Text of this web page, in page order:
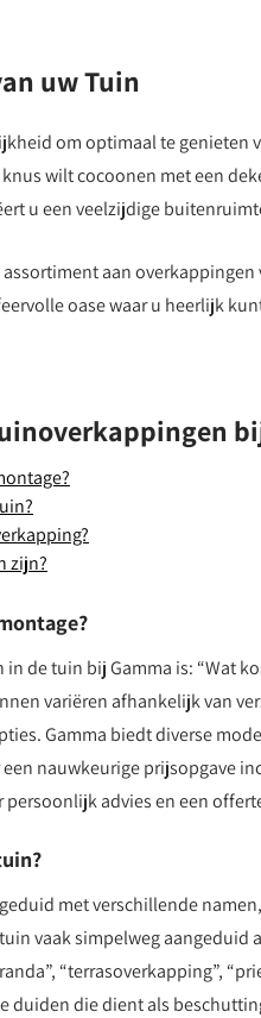
uw Tuin
om optimaal te genieten
wilt cocoonen met een
u een veelzijdige
aan
oase waar u heerlijk
zijn?
de tuin bij Gamma is: “Wat
variëren afhankelijk van
Gamma biedt diverse
nauwkeurige prijsopgave
advies en een
met verschillende
vaak simpelweg aangeduid
“terrasoverkapping”,
duiden die dient als